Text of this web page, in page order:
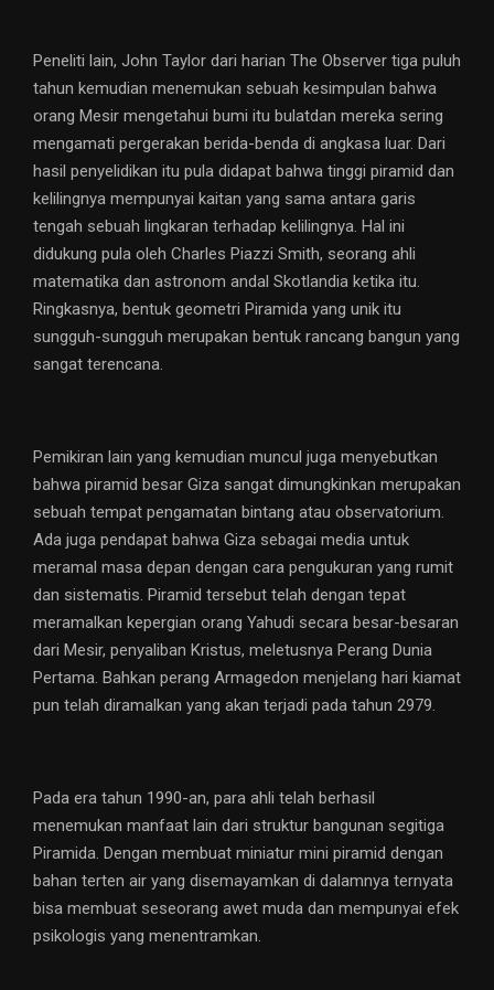
Peneliti lain, John Taylor dari harian The Observer tiga puluh
tahun kemudian menemukan sebuah kesimpulan bahwa
orang Mesir mengetahui bumi itu bulatdan mereka sering
mengamati pergerakan berida-benda di angkasa luar. Dari
hasil penyelidikan itu pula didapat bahwa tinggi piramid dan
kelilingnya mempunyai kaitan yang sama antara garis
tengah sebuah lingkaran terhadap kelilingnya. Hal ini
didukung pula oleh Charles Piazzi Smith, seorang ahli
matematika dan astronom andal Skotlandia ketika itu.
Ringkasnya, bentuk geometri Piramida yang unik itu
sungguh-sungguh merupakan bentuk rancang bangun yang
sangat terencana.
Pemikiran lain yang kemudian muncul juga menyebutkan
bahwa piramid besar Giza sangat dimungkinkan merupakan
sebuah tempat pengamatan bintang atau observatorium.
Ada juga pendapat bahwa Giza sebagai media untuk
meramal masa depan dengan cara pengukuran yang rumit
dan sistematis. Piramid tersebut telah dengan tepat
meramalkan kepergian orang Yahudi secara besar-besaran
dari Mesir, penyaliban Kristus, meletusnya Perang Dunia
Pertama. Bahkan perang Armagedon menjelang hari kiamat
pun telah diramalkan yang akan terjadi pada tahun 2979.
Pada era tahun 1990-an, para ahli telah berhasil
menemukan manfaat lain dari struktur bangunan segitiga
Piramida. Dengan membuat miniatur mini piramid dengan
bahan terten air yang disemayamkan di dalamnya ternyata
bisa membuat seseorang awet muda dan mempunyai efek
psikologis yang menentramkan.